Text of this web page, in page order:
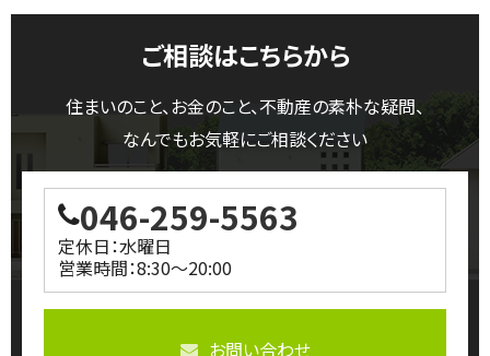
ご相談はこちらから
住まいのこと、お金のこと、不動産の素朴な疑問、
なんでもお気軽にご相談ください
046-259-5563
定休日：水曜日
営業時間：8:30～20:00
お問い合わせ